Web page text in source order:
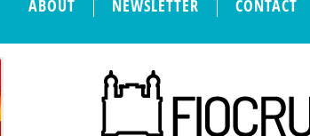
ABOUT NEWSLETTER CONTACT